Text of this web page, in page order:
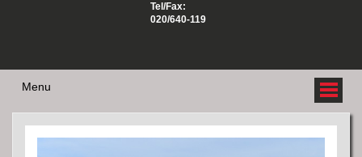
Tel/Fax:
020/640-119
Menu